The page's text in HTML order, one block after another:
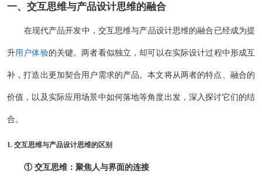
一、交互思维与产品设计思维的融合
在现代产品开发中，交互思维与产品设计思维的融合已经成为提
升用户体验的关键。两者看似独立，却可以在实际设计过程中形成互
补，打造出更加契合用户需求的产品。本文将从两者的特点、融合的
价值，以及实际应用场景中如何落地等角度出发，深入探讨它们的结
合。
1. 交互思维与产品设计思维的区别
① 交互思维：聚焦人与界面的连接